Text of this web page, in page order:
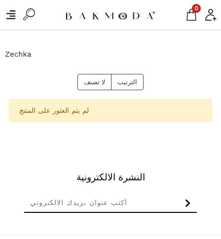
0
Zechka
لا تصنف الترتيب
لم يتم العثور على المنتج
النشرة الالكترونية